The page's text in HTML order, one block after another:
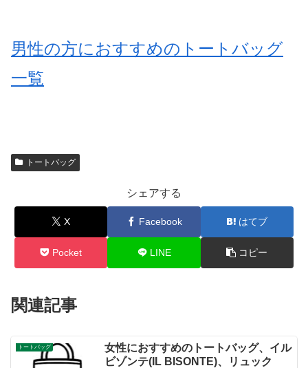
男性の方におすすめのトートバッグ
一覧
トートバッグ
シェアする
X Facebook はてブ
Pocket LINE コピー
関連記事
トートバッグ
女性におすすめのトートバッグ、イル
ビゾンテ(IL BISONTE)、リュック